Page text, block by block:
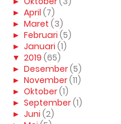
► April (7)
► Maret (3)
► Februari (5)
► Januari (1)
▼ 2019 (65)
► Desember(5)
► November(11)
► Oktober(1)
► September(1)
► Juni (2)